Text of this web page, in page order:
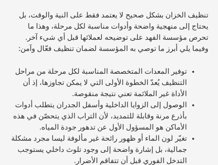
تنظيف الخزان بشكل صحيح لا يعتمد فقط على النية والوقت، بل
يحتاج إلى منهجية واضحة وأدوات مناسبة لكل مرحلة، وهذا ما
تحرص مؤسسة الفهد على توضيحه لعملائها قبل أي شيء آخر.
وفيما يلي أبرز ما توصي به المؤسسة لضمان تنظيف فعّال وآمن:
توفير المعدات المتخصصة المناسبة لكل مرحلة من مراحل
التنظيف يُعدّ الخطوة الأولى التي لا يمكن تجاوزها، إذ أن
الأداة غير الملائمة تعني نتيجة منقوصة.
الوصول إلى الزوايا الداخلية وأسفل الجدران يتطلب أدوات
بأذرع مرنة وقابلة للتمديد، لأن التراب الذي يتحصّن في هذه
الأماكن هو المسؤول الأول عن تدهور جودة المياه.
تغيّر لون الماء أو ظهور رائحة غير مألوفة ليسا مجرد مشكلة
جمالية، بل إشارة واضحة إلى وجود تلوث داخلي يستوجب
التدخل الفوري قبل أن تتفاقم الأضرار.